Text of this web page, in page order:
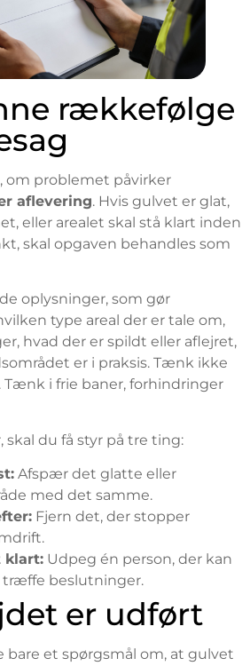
rækkefølge
om problemet påvirker
aflevering. Hvis gulvet er glat,
eller arealet skal stå klart inden
skal opgaven behandles som
oplysninger, som gør
type areal der er tale om,
hvad der er spildt eller aflejret,
er i praksis. Tænk ikke
i frie baner, forhindringer
du få styr på tre ting:
Afspær det glatte eller
med det samme.
Fjern det, der stopper
klart: Udpeg én person, der kan
træffe beslutninger.
er udført
bare et spørgsmål om, at gulvet